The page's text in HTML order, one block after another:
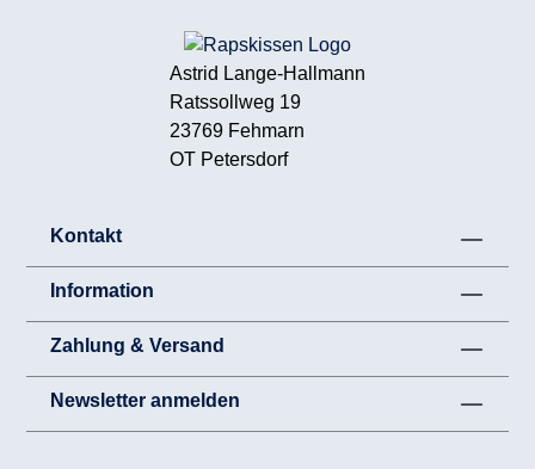
Astrid Lange-Hallmann
Ratssollweg 19
23769 Fehmarn
OT Petersdorf
Kontakt
Information
Zahlung & Versand
Newsletter anmelden